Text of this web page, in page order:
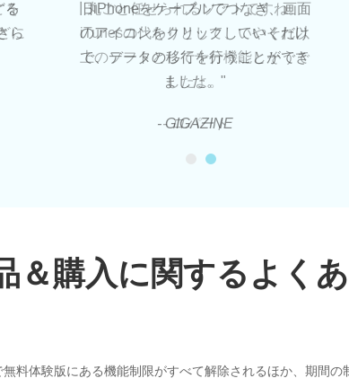
る
ら
旧iPhoneをケーブルでつなぎ、画面
のアイコンをクリックしていくだけ
で、データの移行を行うことができ
ました。"
- GIGAZINE
を
に
丸ごと任せられるソフトですね。
iTunesの代わりとして、いやそれ以
上のソフトとして十分機能しそうで
したよ。
- ロパート
＆購入に関するよく
料体験版にある機能制限がすべて解除されるほか、期間の